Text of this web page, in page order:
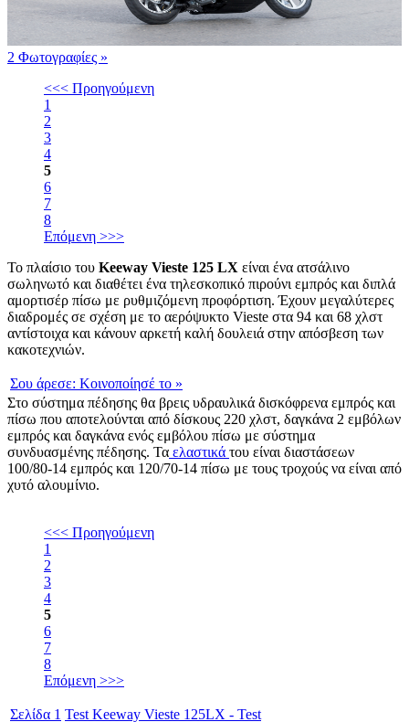
2 Φωτογραφίες »
<<< Προηγούμενη
1
2
3
4
5
6
7
8
Επόμενη >>>
Το πλαίσιο του Keeway Vieste 125 LX είναι ένα ατσάλινο
σωληνωτό και διαθέτει ένα τηλεσκοπικό πιρούνι εμπρός και διπλά
αμορτισέρ πίσω με ρυθμιζόμενη προφόρτιση. Έχουν μεγαλύτερες
διαδρομές σε σχέση με το αερόψυκτο Vieste στα 94 και 68 χλστ
αντίστοιχα και κάνουν αρκετή καλή δουλειά στην απόσβεση των
κακοτεχνιών.
Σου άρεσε: Κοινοποίησέ το »
Στο σύστημα πέδησης θα βρεις υδραυλικά δισκόφρενα εμπρός και
πίσω που αποτελούνται από δίσκους 220 χλστ, δαγκάνα 2 εμβόλων
εμπρός και δαγκάνα ενός εμβόλου πίσω με σύστημα
συνδυασμένης πέδησης. Τα ελαστικά του είναι διαστάσεων
100/80-14 εμπρός και 120/70-14 πίσω με τους τροχούς να είναι από
χυτό αλουμίνιο.
<<< Προηγούμενη
1
2
3
4
5
6
7
8
Επόμενη >>>
Σελίδα 1 Test Keeway Vieste 125LX - Test